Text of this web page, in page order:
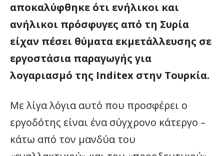
αποκαλύφθηκε ότι ενήλικοι και
ανήλικοι πρόσφυγες από τη Συρία
είχαν πέσει θύματα εκμετάλλευσης σε
εργοστάσια παραγωγής για
λογαριασμό της Inditex στην Τουρκία.
Με λίγα λόγια αυτό που προσφέρει ο
εργοδότης είναι ένα σύγχρονο κάτεργο –
κάτω από τον μανδύα του